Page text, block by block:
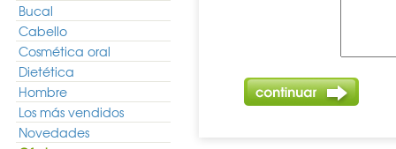
Bucal
Cabello
Cosmética oral
Dietética
Hombre
Los más vendidos
Novedades